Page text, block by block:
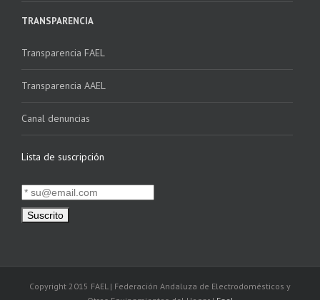
TRANSPARENCIA
Transparencia FAEL
Transparencia AAEL
Canal denuncias
Lista de suscripción
Copyright 2015 FAEL | Federación Andaluza de Electrodomésticos y